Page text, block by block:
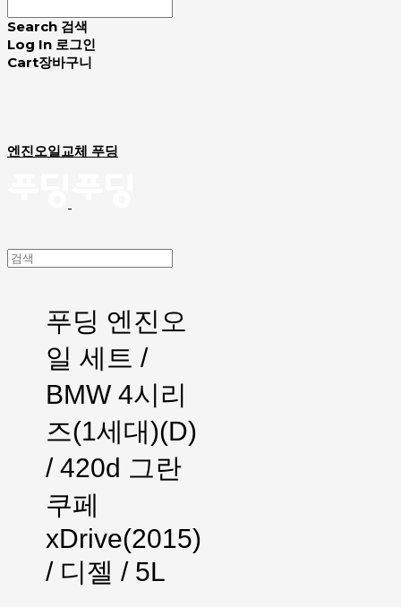
Search 검색
Log In 로그인
Cart장바구니
엔진오일교체 푸딩
푸딩 엔진오
일 세트 /
BMW 4시리
즈(1세대)(D)
/ 420d 그란
쿠페
xDrive(2015)
/ 디젤 / 5L